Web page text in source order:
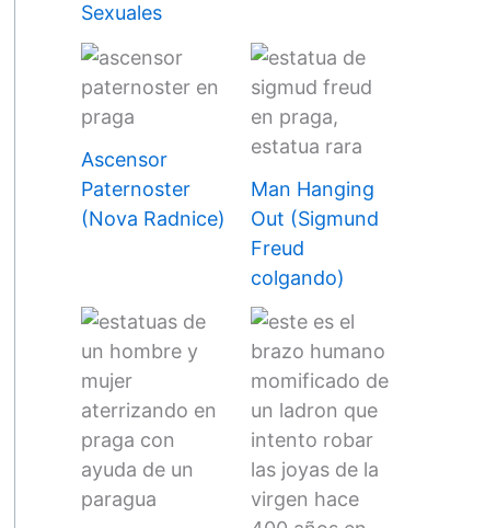
Sexuales
Ascensor
Paternoster
(Nova Radnice)
Man Hanging
Out (Sigmund
Freud
colgando)